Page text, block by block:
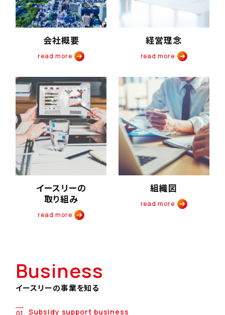
会社概要
read more
経営理念
read more
イースリーの
取り組み
read more
組織図
read more
Business
イースリーの事業を知る
01 Subsidy support business